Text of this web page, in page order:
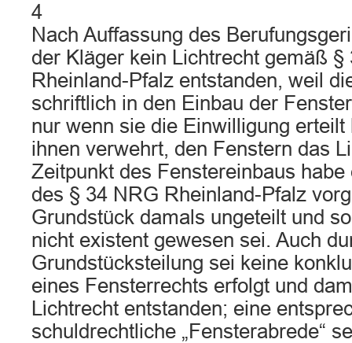
4
Nach Auffassung des
der Kläger kein Lichtrecht gemäß §
Rheinland-Pfalz entstanden, weil
schriftlich in den Einbau der
nur wenn sie die Einwilligung erteilt
ihnen verwehrt, den Fenstern das
Zeitpunkt des Fenstereinbaus
des § 34 NRG Rheinland-Pfalz
Grundstück damals ungeteilt und
nicht existent gewesen sei. Auch
Grundstücksteilung sei keine
eines Fensterrechts erfolgt und
Lichtrecht entstanden; eine
schuldrechtliche „Fensterabrede“